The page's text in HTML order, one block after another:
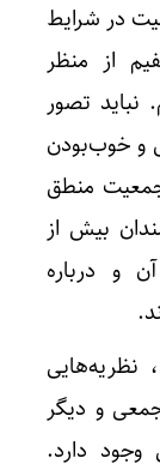
در شرایط
از منظر
تصور
و خوب‌بودن
منطق
بیش از
و درباره
نظریه‌هایی
و دیگر
دارد.